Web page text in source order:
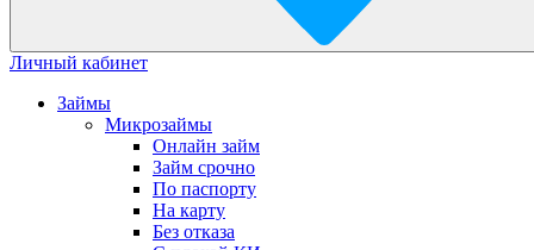
Личный кабинет
Займы
Микрозаймы
Онлайн займ
Займ срочно
По паспорту
На карту
Без отказа